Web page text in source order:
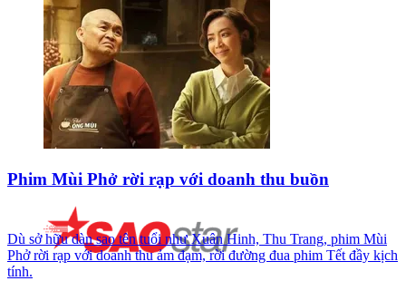
Phim Mùi Phở rời rạp với doanh thu buồn
Dù sở hữu dàn sao tên tuổi như Xuân Hinh, Thu Trang, phim Mùi
Phở rời rạp với doanh thu ảm đạm, rời đường đua phim Tết đầy kịch
tính.